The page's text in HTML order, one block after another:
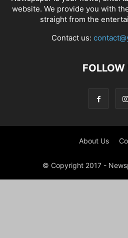
website. We provide you with
straight from the
Contact us:
FOLLOW
About Us
© Copyright 2017 -